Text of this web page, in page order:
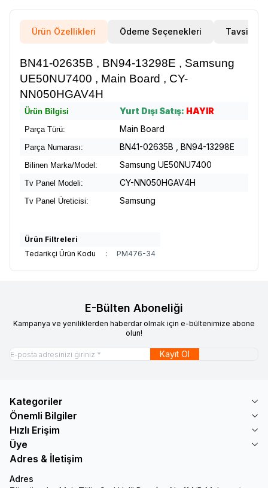
Ürün Özellikleri Ödeme Seçenekleri Tavsiye Et
BN41-02635B , BN94-13298E , Samsung
UE50NU7400 , Main Board , CY-
NN050HGAV4H
Ürün Bilgisi Yurt Dışı Satış: HAYIR
Parça Türü: Main Board
Parça Numarası: BN41-02635B , BN94-13298E
Bilinen Marka/Model: Samsung UE50NU7400
Tv Panel Modeli: CY-NN050HGAV4H
Tv Panel Üreticisi: Samsung
Ürün Filtreleri
Tedarikçi Ürün Kodu
: PM476-34
E-Bülten Aboneliği
Kampanya ve yeniliklerden haberdar olmak için e-bültenimize abone
olun!
Kayıt Ol
Kategoriler
Önemli Bilgiler
Hızlı Erişim
Üye
Adres & İletişim
Adres